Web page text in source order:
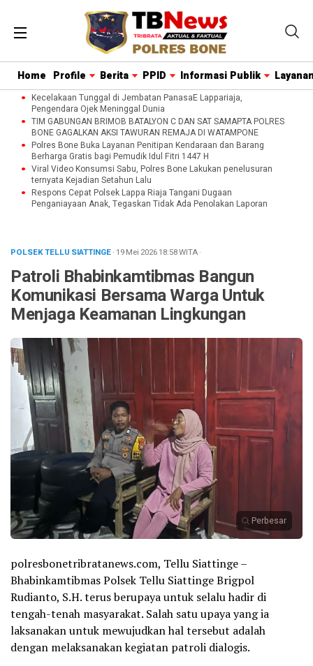
Home Profile Berita PPID Informasi Publik
Kecelakaan Tunggal di Jembatan PanasaE Lappariaja,
Pengendara Ojek Meninggal Dunia
TIM GABUNGAN BRIMOB BATALYON C DAN SAT SAMAPTA POLRES
BONE GAGALKAN AKSI TAWURAN REMAJA DI WATAMPONE
Polres Bone Buka Layanan Penitipan Kendaraan dan Barang
Berharga Gratis bagi Pemudik Idul Fitri 1447 H
Viral Video Konsumsi Sabu, Polres Bone Lakukan penelusuran
ternyata Kejadian Setahun Lalu
Respons Cepat Polsek Lappa Riaja Tangani Dugaan
Penganiayaan Anak, Tegaskan Tidak Ada Penolakan Laporan
POLSEK TELLU SIATTINGE· 19 Mei 202618:58WITA·
Patroli Bhabinkamtibmas Bangun
Komunikasi Bersama Warga Untuk
Menjaga Keamanan Lingkungan
Perbesar
polresbonetribratanews.com, Tellu Siattinge –
Bhabinkamtibmas Polsek Tellu Siattinge Brigpol
Rudianto, S.H. terus berupaya untuk selalu hadir di
tengah-tenah masyarakat. Salah satu upaya yang ia
laksanakan untuk mewujudkan hal tersebut adalah
dengan melaksanakan kegiatan patroli dialogis.